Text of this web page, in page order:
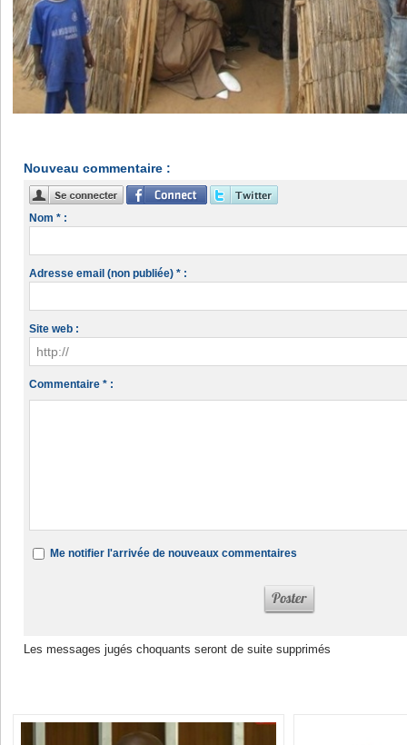
Nouveau commentaire :
Nom * :
Adresse email (non publiée) * :
Site web :
Commentaire * :
Me notifier l'arrivée de nouveaux commentaires
Les messages jugés choquants seront de suite supprimés